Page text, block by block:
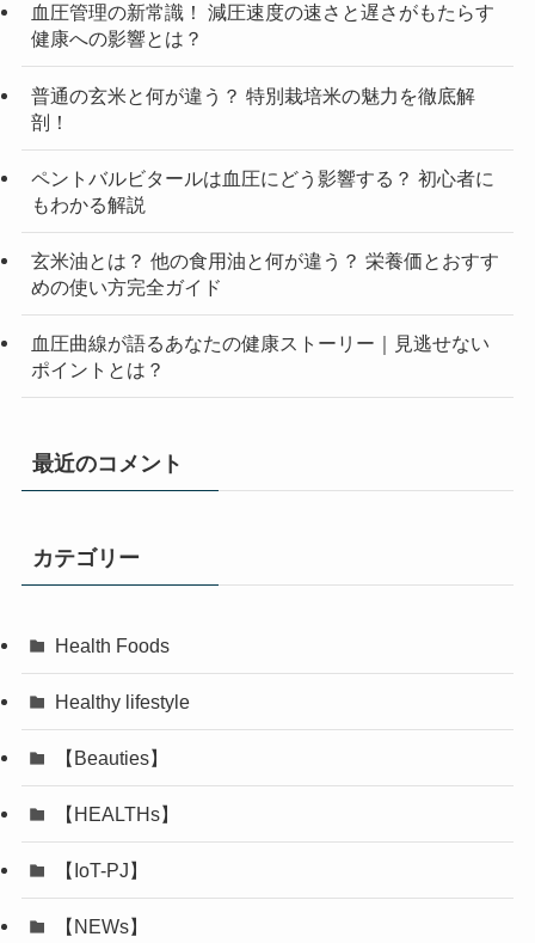
血圧管理の新常識！ 減圧速度の速さと遅さがもたらす
健康への影響とは？
普通の玄米と何が違う？ 特別栽培米の魅力を徹底解
剖！
ペントバルビタールは血圧にどう影響する？ 初心者に
もわかる解説
玄米油とは？ 他の食用油と何が違う？ 栄養価とおすす
めの使い方完全ガイド
血圧曲線が語るあなたの健康ストーリー｜見逃せない
ポイントとは？
最近のコメント
カテゴリー
Health Foods
Healthy lifestyle
【Beauties】
【HEALTHs】
【IoT-PJ】
【NEWs】